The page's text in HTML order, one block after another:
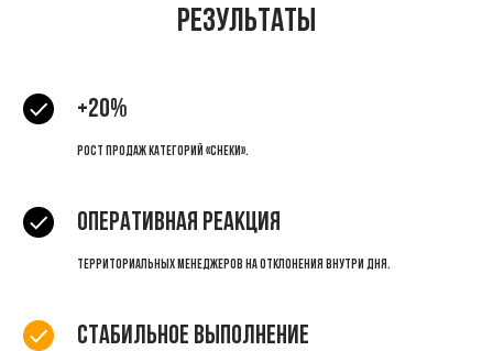
Результаты
+20%
рост продаж категорий «Снеки».
Оперативная реакция
территориальных менеджеров на отклонения внутри дня.
Стабильное выполнение